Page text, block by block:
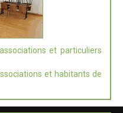
et particuliers
et habitants de